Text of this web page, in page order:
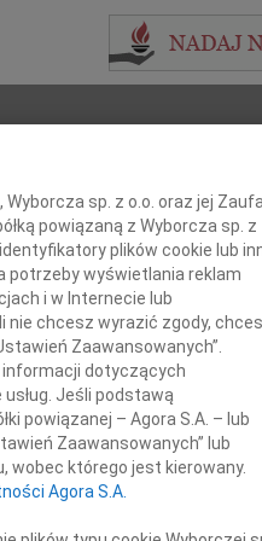
Imię i nazwisko lub numer ogłoszenia:
+ szukanie zaawansowane
INNE NEKROLOGI
Lubomira Bożyk wiek: 102
Z żalem zawiadamiamy, że w dniu
Henryk Klocek 28.07.2026
Z wielkim smutkiem
Jadwiga Semmerling-Owczarska
Gdańsk
Z głębokim żalem zawiadamiamy,
Andrzej Krupowicz wiek: 87
sp. z o.o. oraz jej
powiązaną z Wyborcza sp. z
plików cookie lub
potrzeby wyświetlania reklam
i w Internecie lub
nie chcesz wyrazić zgody,
Zaawansowanych”.
informacji dotyczących
Jeśli podstawą
powiązanej – Agora S.A. – lub
Zaawansowanych” lub
którego jest kierowany.
Agora S.A.